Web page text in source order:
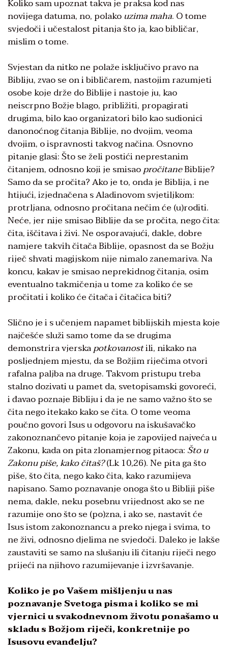
Koliko sam upoznat takva je praksa kod nas
novijega datuma, no, polakouzima maha. O tome
svjedoči i učestalost pitanja što ja, kao bibličar,
mislim o tome.
Svjestan da nitko ne polaže isključivo pravo na
Bibliju, zvao se on i bibličarem, nastojim razumjeti
osobe koje drže do Biblije i nastoje ju, kao
neiscrpno Božje blago, približiti, propagirati
drugima, bilo kao organizatori bilo kao sudionici
danonoćnog čitanja Biblije, no dvojim, veoma
dvojim, o ispravnosti takvog načina. Osnovno
pitanje glasi: Što se želi postići neprestanim
čitanjem, odnosno koji je smisaopročitaneBiblije?
Samo da se pročita? Ako je to, onda je Biblija, i ne
htijući, izjednačena s Aladinovom svjetiljkom:
protrljana, odnosno pročitana nečim će (u)roditi.
Neće, jer nije smisao Biblije da se pročita, nego čita:
čita, iščitava i živi. Ne osporavajući, dakle, dobre
namjere takvih čitača Biblije, opasnost da se Božju
riječ shvati magijskom nije nimalo zanemariva. Na
koncu, kakav je smisao neprekidnog čitanja, osim
eventualno takmičenja u tome za koliko će se
pročitati i koliko će čitača i čitačica biti?
Slično je i s učenjem napamet biblijskih mjesta koje
najčešće služi samo tome da se drugima
demonstrira vjerskapotkovanostili, nikako na
posljednjem mjestu, da se Božjim riječima otvori
rafalna paljba na druge. Takvom pristupu treba
stalno dozivati u pamet da, svetopisamski govoreći,
i đavao poznaje Bibliju i da je ne samo važno što se
čita nego itekako kako se čita. O tome veoma
poučno govori Isus u odgovoru na iskušavačko
zakonoznančevo pitanje koja je zapovijed najveća u
Zakonu, kada on pita zlonamjernog pitaoca:Što u
Zakonu piše, kako čitaš?(Lk 10,26). Ne pita ga što
piše, što čita, nego kako čita, kako razumijeva
napisano. Samo poznavanje onoga što u Bibliji piše
nema, dakle, neku posebnu vrijednost ako se ne
razumije ono što se (po)zna, i ako se, nastavit će
Isus istom zakonoznancu a preko njega i svima, to
ne živi, odnosno djelima ne svjedoči. Daleko je lakše
zaustaviti se samo na slušanju ili čitanju riječi nego
prijeći na njihovo razumijevanje i izvršavanje.
Koliko je po Vašem mišljenju u nas
poznavanje Svetoga pisma i koliko se mi
vjernici u svakodnevnom životu ponašamo u
skladu s Božjom riječi, konkretnije po
Isusovu evanđelju?